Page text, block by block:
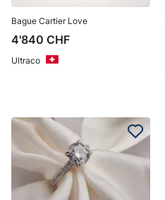
Bague Cartier Love
4'840 CHF
Ultraco